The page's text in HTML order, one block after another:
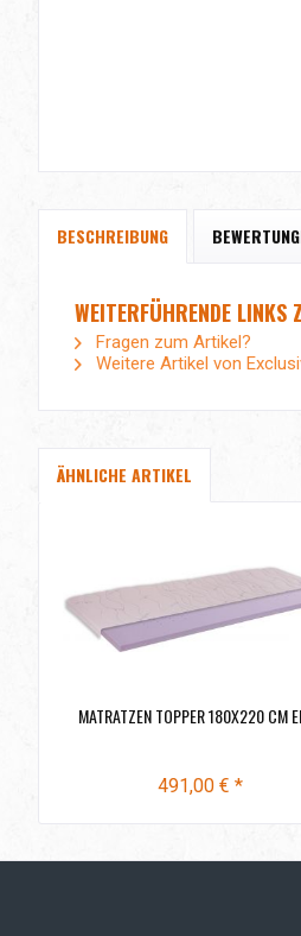
BESCHREIBUNG
WEITERFÜHRENDE
Fragen zum Artikel?
Weitere Artikel von
ÄHNLICHE ARTIKEL
MATRATZEN TOPPER 180X220 CM
491,00 € *